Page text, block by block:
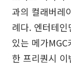
과의 컬래버레
례다. 엔터테
있는 메가
한 프리퀀시